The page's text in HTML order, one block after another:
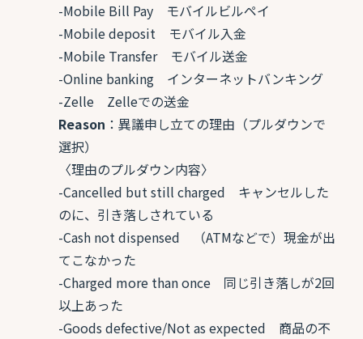
-Mobile Bill Pay モバイルビルペイ
-Mobile deposit モバイル入金
-Mobile Transfer モバイル送金
-Online banking インターネットバンキング
-Zelle Zelleでの送金
Reason ：異議申し立ての理由（プルダウンで
選択）
〈理由のプルダウン内容〉
-Cancelled but still charged キャンセルした
のに、引き落しされている
-Cash not dispensed （ATMなどで）現金が出
てこなかった
-Charged more than once 同じ引き落しが2回
以上あった
-Goods defective/Not as expected 商品の不